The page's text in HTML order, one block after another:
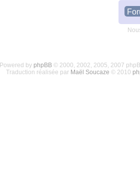
Powered by phpBB© 2000, 2002, 2005, 2007
Traduction réalisée par Maël Soucaze © 2010